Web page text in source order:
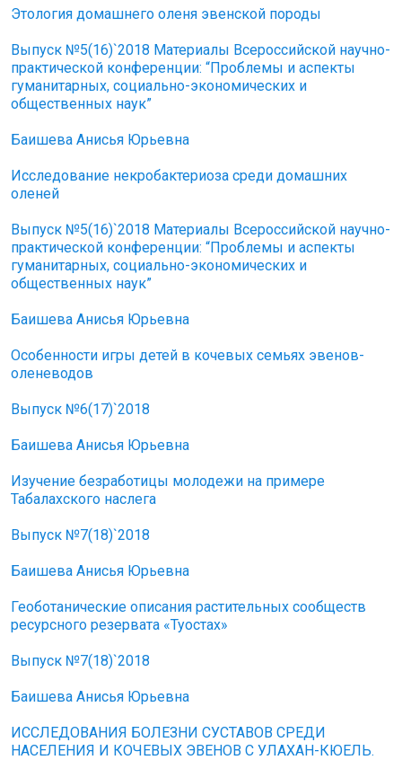
Этология домашнего оленя эвенской породы
Выпуск №5(16)`2018 Материалы Всероссийской научно-
практической конференции: “Проблемы и аспекты
гуманитарных, социально-экономических и
общественных наук”
Баишева Анисья Юрьевна
Исследование некробактериоза среди домашних
оленей
Выпуск №5(16)`2018 Материалы Всероссийской научно-
практической конференции: “Проблемы и аспекты
гуманитарных, социально-экономических и
общественных наук”
Баишева Анисья Юрьевна
Особенности игры детей в кочевых семьях эвенов-
оленеводов
Выпуск №6(17)`2018
Баишева Анисья Юрьевна
Изучение безработицы молодежи на примере
Табалахского наслега
Выпуск №7(18)`2018
Баишева Анисья Юрьевна
Геоботанические описания растительных сообществ
ресурсного резервата «Туостах»
Выпуск №7(18)`2018
Баишева Анисья Юрьевна
ИССЛЕДОВАНИЯ БОЛЕЗНИ СУСТАВОВ СРЕДИ
НАСЕЛЕНИЯ И КОЧЕВЫХ ЭВЕНОВ С УЛАХАН-КЮЕЛЬ.